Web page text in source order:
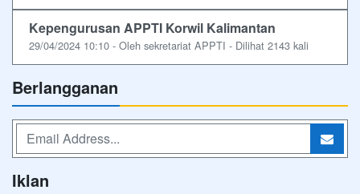
Kepengurusan APPTI Korwil Kalimantan
29/04/2024 10:10 - Oleh sekretariat APPTI - Dilihat 2143 kali
Berlangganan
Iklan